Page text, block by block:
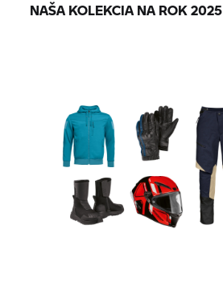
NAŠA KOLEKCIA NA ROK 2025